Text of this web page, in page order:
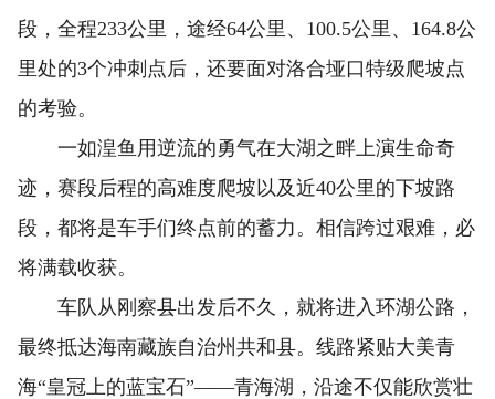
段，全程233公里，途经64公里、100.5公里、164.8公
里处的3个冲刺点后，还要面对洛合垭口特级爬坡点
的考验。
一如湟鱼用逆流的勇气在大湖之畔上演生命奇
迹，赛段后程的高难度爬坡以及近40公里的下坡路
段，都将是车手们终点前的蓄力。相信跨过艰难，必
将满载收获。
车队从刚察县出发后不久，就将进入环湖公路，
最终抵达海南藏族自治州共和县。线路紧贴大美青
海“皇冠上的蓝宝石”——青海湖，沿途不仅能欣赏壮